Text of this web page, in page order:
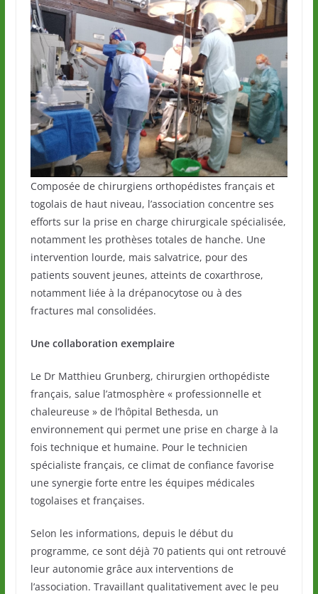
Composée de chirurgiens orthopédistes français et
togolais de haut niveau, l’association concentre ses
efforts sur la prise en charge chirurgicale spécialisée,
notamment les prothèses totales de hanche. Une
intervention lourde, mais salvatrice, pour des
patients souvent jeunes, atteints de coxarthrose,
notamment liée à la drépanocytose ou à des
fractures mal consolidées.
Une collaboration exemplaire
Le Dr Matthieu Grunberg, chirurgien orthopédiste
français, salue l’atmosphère « professionnelle et
chaleureuse » de l’hôpital Bethesda, un
environnement qui permet une prise en charge à la
fois technique et humaine. Pour le technicien
spécialiste français, ce climat de confiance favorise
une synergie forte entre les équipes médicales
togolaises et françaises.
Selon les informations, depuis le début du
programme, ce sont déjà 70 patients qui ont retrouvé
leur autonomie grâce aux interventions de
l’association. Travaillant qualitativement avec le peu